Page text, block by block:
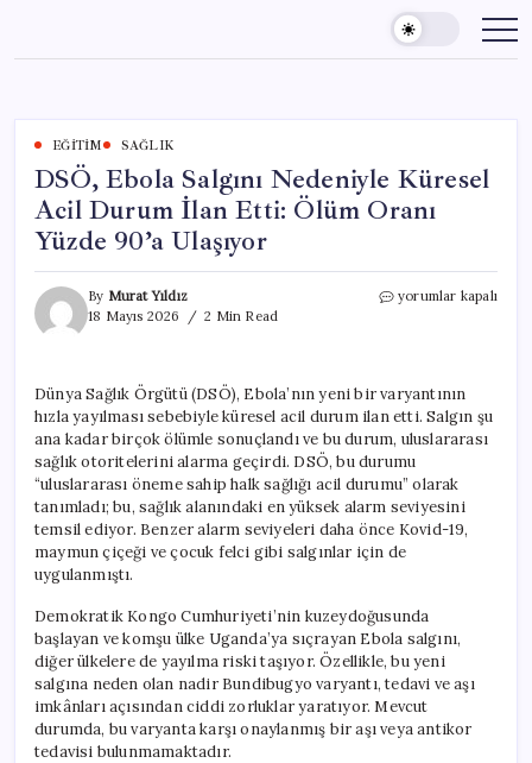
content
EĞITIM SAĞLIK
DSÖ, Ebola Salgını Nedeniyle Küresel
Acil Durum İlan Etti: Ölüm Oranı
Yüzde 90’a Ulaşıyor
By Murat Yıldız
18 Mayıs 2026
2 Min Read
DSÖ,
Acil
Durum
İlan
Etti:
Ölüm
Yüzde
90’a
Ulaşıyor
yorumlar kapalı
Dünya Sağlık Örgütü (DSÖ), Ebola’nın yeni bir varyantının
hızla yayılması sebebiyle küresel acil durum ilan etti. Salgın şu
ana kadar birçok ölümle sonuçlandı ve bu durum, uluslararası
sağlık otoritelerini alarma geçirdi. DSÖ, bu durumu
“uluslararası öneme sahip halk sağlığı acil durumu” olarak
tanımladı; bu, sağlık alanındaki en yüksek alarm seviyesini
temsil ediyor. Benzer alarm seviyeleri daha önce Kovid-19,
maymun çiçeği ve çocuk felci gibi salgınlar için de
uygulanmıştı.
Demokratik Kongo Cumhuriyeti’nin kuzeydoğusunda
başlayan ve komşu ülke Uganda’ya sıçrayan Ebola salgını,
diğer ülkelere de yayılma riski taşıyor. Özellikle, bu yeni
salgına neden olan nadir Bundibugyo varyantı, tedavi ve aşı
imkânları açısından ciddi zorluklar yaratıyor. Mevcut
durumda, bu varyanta karşı onaylanmış bir aşı veya antikor
tedavisi bulunmamaktadır.